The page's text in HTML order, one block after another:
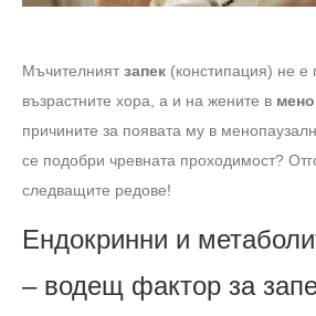
Мъчителният запек (констипация) не
възрастните хора, а и на жените в
причините за появата му в
се подобри чревната проходимост?
следващите редове!
Ендокринни и
– водещ фактор за